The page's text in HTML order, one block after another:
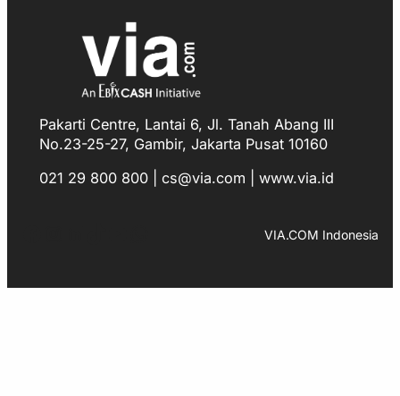
Pakarti Centre, Lantai 6, Jl. Tanah Abang III
No.23-25-27, Gambir, Jakarta Pusat 10160
021 29 800 800 | cs@via.com | www.via.id
VIA.COM Indonesia